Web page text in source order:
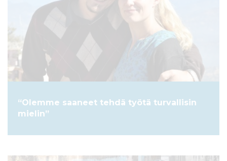
“Olemme saaneet tehdä työtä turvallisin
mielin”